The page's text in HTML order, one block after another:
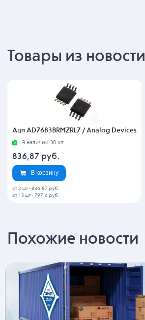
Товары из новости
Ацп AD7683BRMZRL7 / Analog Devices
В наличии 30 шт.
836,87 руб.
В корзину
от 2 шт -836.87 руб.
от 13 шт -797.4 руб.
Похожие новости